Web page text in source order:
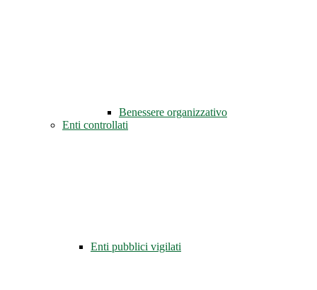
Benessere organizzativo
Enti controllati
Enti pubblici vigilati